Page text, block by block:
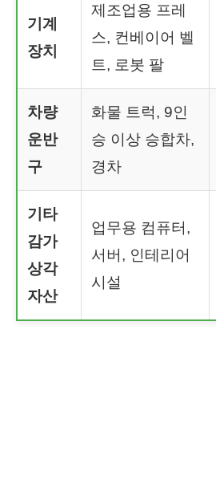
기계
장치
제조업용 프레
스, 컨베이어 벨
트, 로봇 팔
차량
운반
구
화물 트럭, 9인
승 이상 승합차,
경차
기타
감가
상각
자산
업무용 컴퓨터,
서버, 인테리어
시설